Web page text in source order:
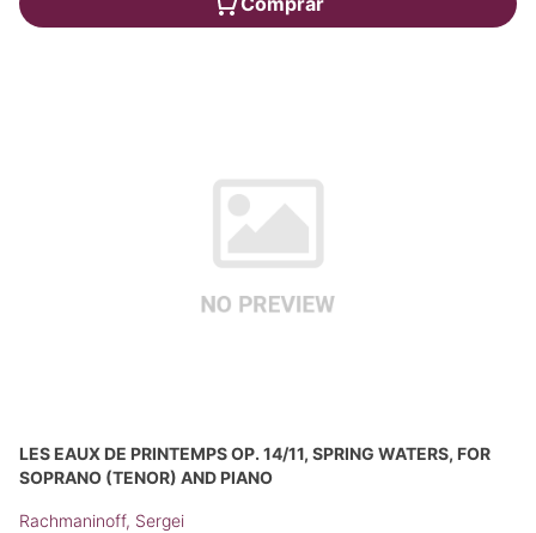
LES EAUX DE PRINTEMPS OP. 14/11, SPRING WATERS, FOR
SOPRANO (TENOR) AND PIANO
Rachmaninoff, Sergei